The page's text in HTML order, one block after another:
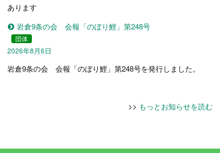
あります
岩倉9条の会 会報「のぼり鯉」第248号
団体
2026年8月6日
岩倉9条の会 会報「のぼり鯉」第248号を発行しました。
>> もっとお知らせを読む